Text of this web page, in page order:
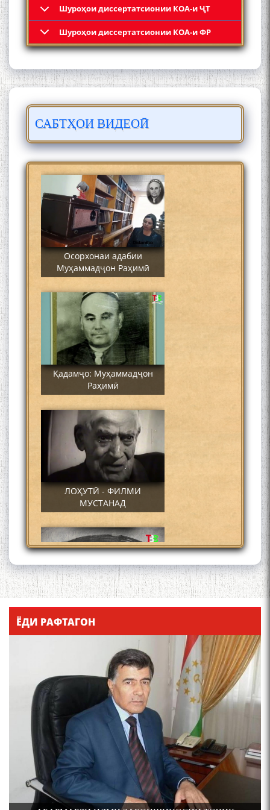
Шyроҳои диссертатсионии КОА-и ҶТ
Шyроҳои диссертатсионии КОА-и ФР
САБТҲОИ ВИДЕОӢ
Кадамчо Худои Шарифзода
Сайре дар Осорхона
Муҳаммадҷон Раҳимӣ
Осорхонаи адабии
Муҳаммадҷон Раҳимӣ
Қадамҷо: Муҳаммадҷон
Раҳимӣ
ЛОҲУТӢ - ФИЛМИ
МУСТАНАД
Қадамҷо - Лоҳутӣ
4-уми декабр- зодрӯзи
шоири абадзинда Абулқосим
Лоҳутӣ
ЁДИ РАФТАГОН